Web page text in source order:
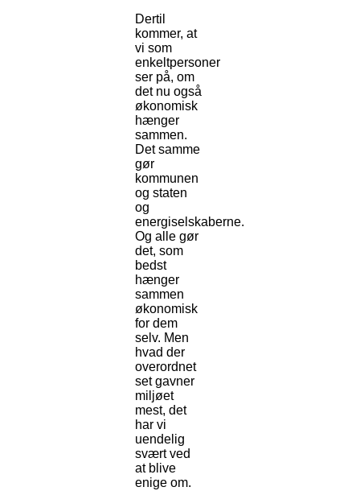
Dertil
kommer, at
vi som
enkeltpersoner
ser på, om
det nu også
økonomisk
hænger
sammen.
Det samme
gør
kommunen
og staten
og
energiselskaberne.
Og alle gør
det, som
bedst
hænger
sammen
økonomisk
for dem
selv. Men
hvad der
overordnet
set gavner
miljøet
mest, det
har vi
uendelig
svært ved
at blive
enige om.